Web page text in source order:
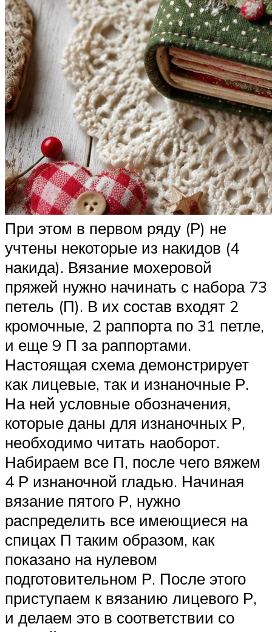
При этом в первом ряду (Р) не
учтены некоторые из накидов (4
накида). Вязание мохеровой
пряжей нужно начинать с набора 73
петель (П). В их состав входят 2
кромочные, 2 раппорта по 31 петле,
и еще 9 П за раппортами.
Настоящая схема демонстрирует
как лицевые, так и изнаночные Р.
На ней условные обозначения,
которые даны для изнаночных Р,
необходимо читать наоборот.
Набираем все П, после чего вяжем
4 Р изнаночной гладью. Начиная
вязание пятого Р, нужно
распределить все имеющиеся на
спицах П таким образом, как
показано на нулевом
подготовительном Р. После этого
приступаем к вязанию лицевого Р,
и делаем это в соответствии со